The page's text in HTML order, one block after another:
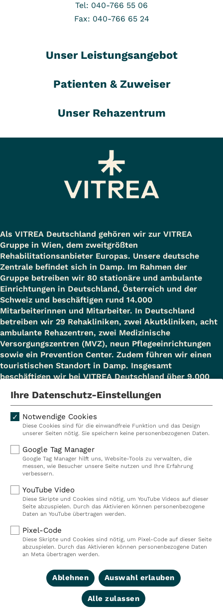
Tel: 040-766 55 06
Fax: 040-766 65 24
Unser Leistungsangebot
Patienten & Zuweiser
Unser Rehazentrum
Als VITREA Deutschland gehören wir zur VITREA
Gruppe in Wien, dem zweitgrößten
Rehabilitationsanbieter Europas. Unsere deutsche
Zentrale befindet sich in Damp. Im Rahmen der
Gruppe betreiben wir 80 stationäre und ambulante
Einrichtungen in Deutschland, Österreich und der
Schweiz und beschäftigen rund 14.000
Mitarbeiterinnen und Mitarbeiter. In Deutschland
betreiben wir 29 Rehakliniken, zwei Akutkliniken, acht
ambulante Rehazentren, zwei Medizinische
Versorgungszentren (MVZ), neun Pflegeeinrichtungen
sowie ein Prevention Center. Zudem führen wir einen
touristischen Standort in Damp. Insgesamt
beschäftigen wir bei VITREA Deutschland über 9.000
Kliniken
Ambulant
Reha
Prävention
Karriere
VITREA Deutschland
IMPRESSUM
HINWEISGEBERSYSTEM
AUFSICHTSBEHÖRDEN
Ihre Datenschutz-Einstellungen
Notwendige Cookies
Diese Cookies sind für die einwandfreie Funktion und das Design
unserer Seiten nötig. Sie speichern keine personenbezogenen Daten.
Google Tag Manager
Google Tag Manager hilft uns, Website-Tools zu verwalten, die
messen, wie Besucher unsere Seite nutzen und Ihre Erfahrung
verbessern.
YouTube Video
Diese Skripte und Cookies sind nötig, um YouTube Videos auf dieser
Seite abzuspielen. Durch das Aktivieren können personenbezogene
Daten an YouTube übertragen werden.
Pixel-Code
Diese Skripte und Cookies sind nötig, um Pixel-Code auf dieser Seite
abzuspielen. Durch das Aktivieren können personenbezogene Daten
an Meta übertragen werden.
Ablehnen Auswahl erlauben
Alle zulassen